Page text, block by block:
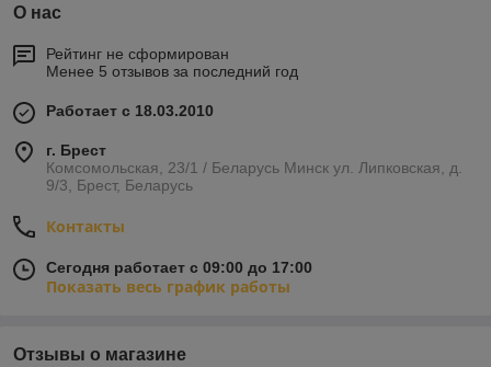
О нас
Рейтинг не сформирован
Менее 5 отзывов за последний год
Работает с 18.03.2010
г. Брест
Комсомольская, 23/1 / Беларусь Минск ул. Липковская, д.
9/3, Брест, Беларусь
Контакты
Сегодня работает с 09:00 до 17:00
Показать весь график работы
Отзывы о магазине